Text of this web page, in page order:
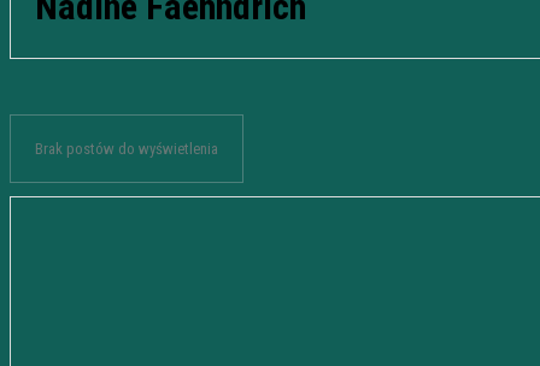
Brak postów do wyświetlenia